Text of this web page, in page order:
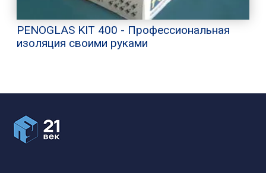
PENOGLAS KIT 400 - Профессиональная
изоляция своими руками